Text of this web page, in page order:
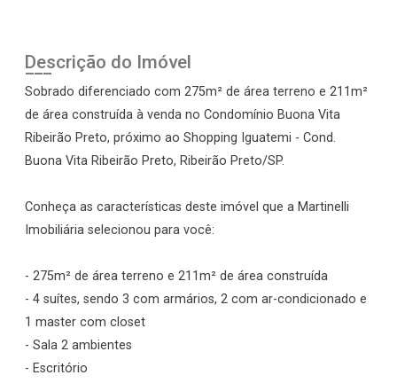
Descrição do Imóvel
Sobrado diferenciado com 275m² de área terreno e 211m²
de área construída à venda no Condomínio Buona Vita
Ribeirão Preto, próximo ao Shopping Iguatemi - Cond.
Buona Vita Ribeirão Preto, Ribeirão Preto/SP.
Conheça as características deste imóvel que a Martinelli
Imobiliária selecionou para você:
- 275m² de área terreno e 211m² de área construída
- 4 suítes, sendo 3 com armários, 2 com ar-condicionado e
1 master com closet
- Sala 2 ambientes
- Escritório